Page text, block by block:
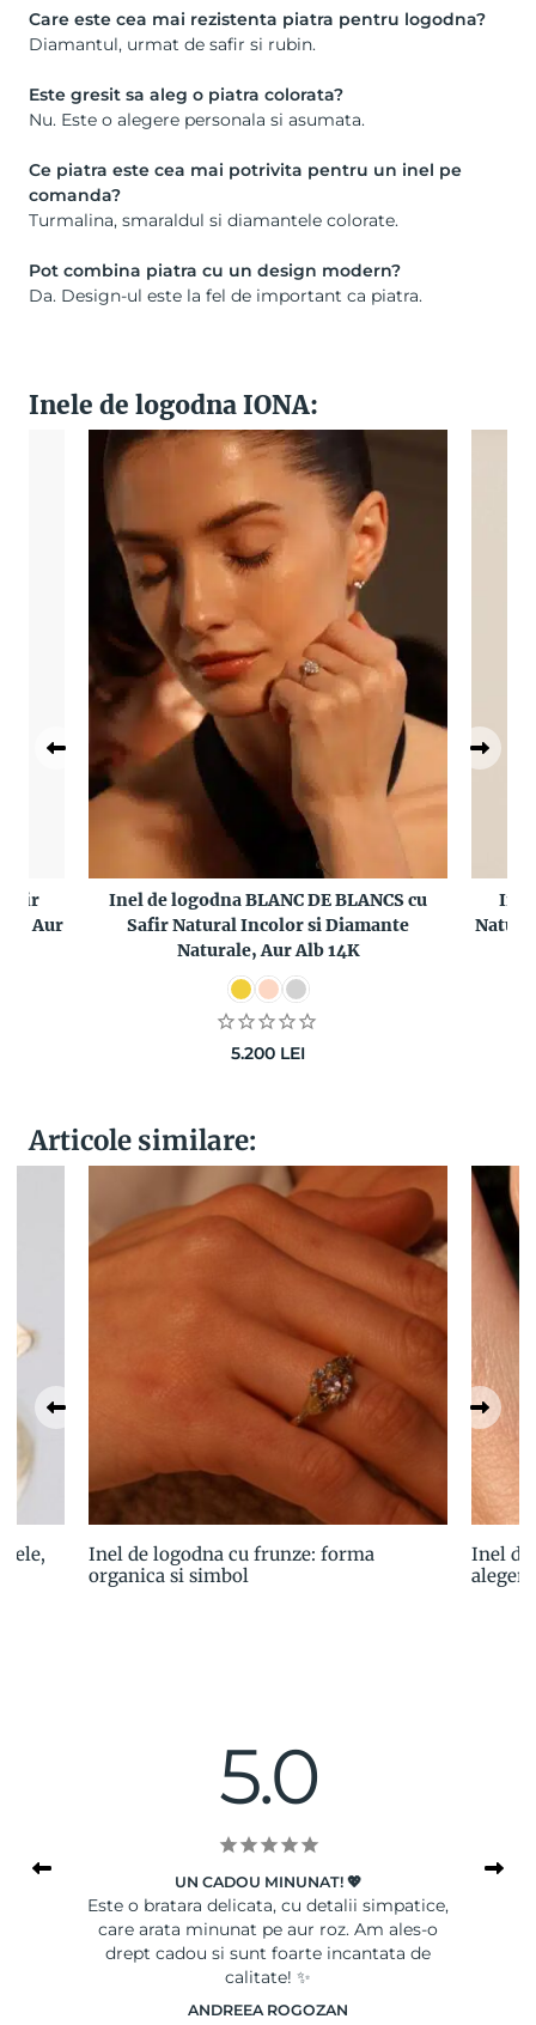
Care este cea mai rezistenta piatra pentru logodna?
Diamantul, urmat de safir si rubin.
Este gresit sa aleg o piatra colorata?
Nu. Este o alegere personala si asumata.
Ce piatra este cea mai potrivita pentru un inel pe
comanda?
Turmalina, smaraldul si diamantele colorate.
Pot combina piatra cu un design modern?
Da. Design-ul este la fel de important ca piatra.
Inele de logodna IONA:
Aur
Inel de logodna BLANC DE BLANCS cu
Safir Natural Incolor si Diamante
Naturale, Aur Alb 14K
5.200 LEI
Inel
Articole similare:
Inel de logodna cu frunze: forma
organica si simbol
Inel de
alegere
5.0
UN CADOU MINUNAT! 💖
Este o bratara delicata, cu detalii simpatice,
care arata minunat pe aur roz. Am ales-o
drept cadou si sunt foarte incantata de
calitate! ✨
ANDREEA ROGOZAN